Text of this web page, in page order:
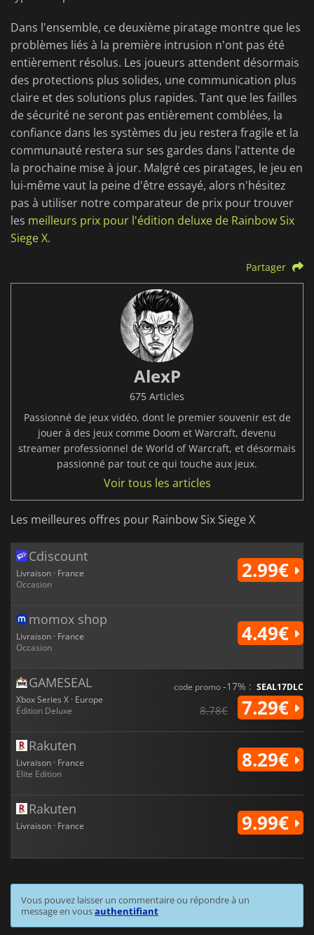
Dans l'ensemble, ce deuxième piratage montre que les
problèmes liés à la première intrusion n'ont pas été
entièrement résolus. Les joueurs attendent désormais
des protections plus solides, une communication plus
claire et des solutions plus rapides. Tant que les failles
de sécurité ne seront pas entièrement comblées, la
confiance dans les systèmes du jeu restera fragile et la
communauté restera sur ses gardes dans l'attente de
la prochaine mise à jour. Malgré ces piratages, le jeu en
lui-même vaut la peine d'être essayé, alors n'hésitez
pas à utiliser notre comparateur de prix pour trouver
les meilleurs prix pour l'édition deluxe de Rainbow Six
Siege X.
Partager
AlexP
675 Articles
Passionné de jeux vidéo, dont le premier souvenir est de
jouer à des jeux comme Doom et Warcraft, devenu
streamer professionnel de World of Warcraft, et désormais
passionné par tout ce qui touche aux jeux.
Voir tous les articles
Les meilleures offres pour Rainbow Six Siege X
Cdiscount
Livraison · France
Occasion
2.99€
momox shop
Livraison · France
Occasion
4.49€
GAMESEAL
Xbox Series X · Europe
Édition Deluxe
code promo-17% : SEAL17DLC
8.78€ 7.29€
Rakuten
Livraison · France
Elite Edition
8.29€
Rakuten
Livraison · France 9.99€
Vous pouvez laisser un commentaire ou répondre à un
message en vousauthentifiant